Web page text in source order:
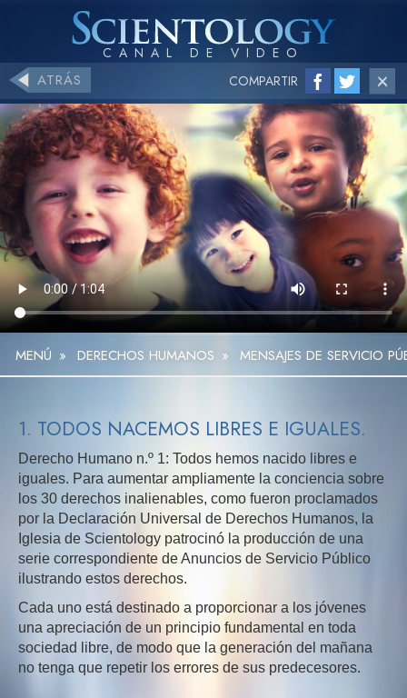
ATRÁS COMPARTIR
MENÚ » DERECHOS HUMANOS » MENSAJES DE SERVICIO
1. TODOS NACEMOS LIBRES E IGUALES.
Derecho Humano n.º 1: Todos hemos nacido libres e
iguales. Para aumentar ampliamente la conciencia sobre
los 30 derechos inalienables, como fueron proclamados
por la Declaración Universal de Derechos Humanos, la
Iglesia de Scientology patrocinó la producción de una
serie correspondiente de Anuncios de Servicio Público
ilustrando estos derechos.
Cada uno está destinado a proporcionar a los jóvenes
una apreciación de un principio fundamental en toda
sociedad libre, de modo que la generación del mañana
no tenga que repetir los errores de sus predecesores.